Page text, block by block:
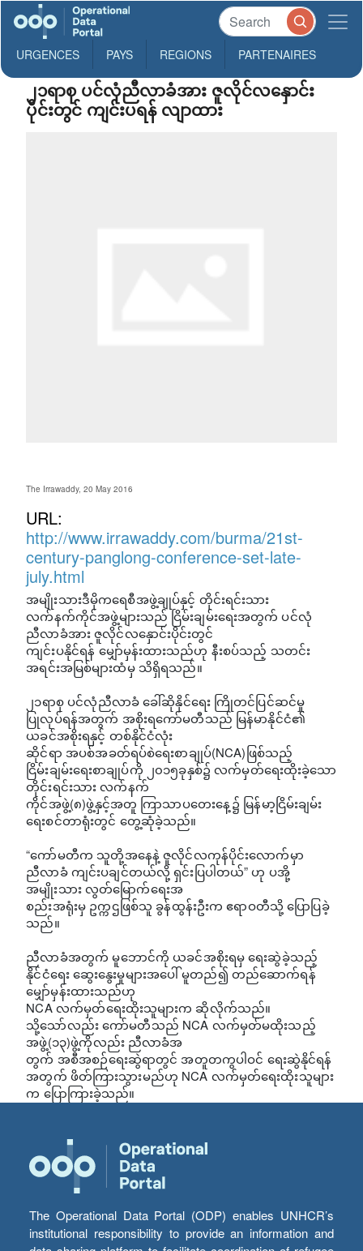
URGENCES PAYS REGIONS PARTENAIRES
၂၁ရာစု ပင်လုံညီလာခံအား ဇူလိုင်လနှောင်း
ပိုင်းတွင် ကျင်းပရန် လျာထား
The Irrawaddy, 20 May 2016
URL:
http://www.irrawaddy.com/burma/21st-
century-panglong-conference-set-late-
july.html
အမျိုးသားဒီမိုကရေစီအဖွဲ့ချုပ်နှင့် တိုင်းရင်းသား
လက်နက်ကိုင်အဖွဲ့များသည် ငြိမ်းချမ်းရေးအတွက် ပင်လုံ
ညီလာခံအား ဇူလိုင်လနှောင်းပိုင်းတွင်
ကျင်းပနိုင်ရန် မျှော်မှန်းထားသည်ဟု နီးစပ်သည့် သတင်း
အရင်းအမြစ်များထံမှ သိရှိရသည်။
၂၁ရာစု ပင်လုံညီလာခံ ခေါ်ဆိုနိုင်ရေး ကြိုတင်ပြင်ဆင်မှု
ပြုလုပ်ရန်အတွက် အစိုးရကော်မတီသည် မြန်မာနိုင်ငံ၏
ယခင်အစိုးရနှင့် တစ်နိုင်ငံလုံး
ဆိုင်ရာ အပစ်အခတ်ရပ်စဲရေးစာချုပ်(NCA)ဖြစ်သည့်
ငြိမ်းချမ်းရေးစာချုပ်ကို ၂၀၁၅ခုနှစ်၌ လက်မှတ်ရေးထိုးခဲ့သော
တိုင်းရင်းသား လက်နက်
ကိုင်အဖွဲ့(၈)ဖွဲ့နှင့်အတူ ကြာသာပတေးနေ့၌ မြန်မာ့ငြိမ်းချမ်း
ရေးစင်တာရုံးတွင် တွေ့ဆုံခဲ့သည်။
“ကော်မတီက သူတို့အနေနဲ့ ဇူလိုင်လကုန်ပိုင်းလောက်မှာ
ညီလာခံ ကျင်းပချင်တယ်လို့ ရှင်းပြပါတယ်” ဟု ပအို့
အမျိုးသား လွတ်မြောက်ရေးအ
စည်းအရုံးမှ ဥက္ကဌဖြစ်သူ ခွန်ထွန်းဦးက ဧရာဝတီသို့ ပြောပြခဲ့
သည်။
ညီလာခံအတွက် မူဘောင်ကို ယခင်အစိုးရမှ ရေးဆွဲခဲ့သည့်
နိုင်ငံရေး ဆွေးနွေးမှုများအပေါ် မူတည်၍ တည်ဆောက်ရန်
မျှော်မှန်းထားသည်ဟု
NCA လက်မှတ်ရေးထိုးသူများက ဆိုလိုက်သည်။
သို့သော်လည်း ကော်မတီသည် NCA လက်မှတ်မထိုးသည့်
အဖွဲ့(၁၃)ဖွဲ့ကိုလည်း ညီလာခံအ
တွက် အစီအစဉ်ရေးဆွဲရာတွင် အတူတကွပါဝင် ရေးဆွဲနိုင်ရန်
အတွက် ဖိတ်ကြားသွားမည်ဟု NCA လက်မှတ်ရေးထိုးသူများ
က ပြောကြားခဲ့သည်။
The Operational Data Portal (ODP) enables UNHCR’s
institutional responsibility to provide an information and